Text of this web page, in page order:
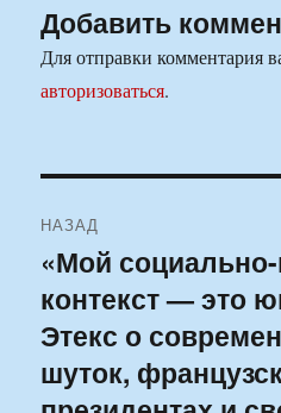
Добавить
Для отправки комментария
авторизоваться.
по
записям
НАЗАД
Предыдущая
запись:
«Мой
контекст — это
Этекс о
шуток,